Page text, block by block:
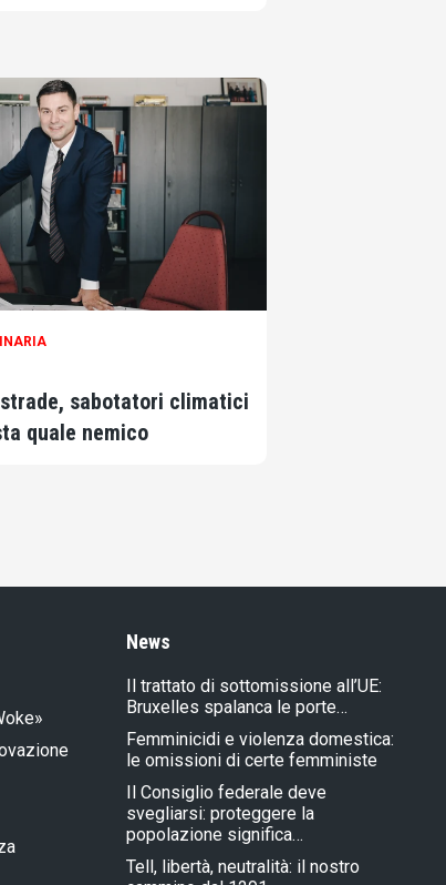
sabotatori climatici
quale nemico
News
Il trattato di sottomissione all’UE:
Bruxelles spalanca le porte…
Femminicidi e violenza domestica:
le omissioni di certe femministe
Il Consiglio federale deve
svegliarsi: proteggere la
popolazione significa…
Tell, libertà, neutralità: il nostro